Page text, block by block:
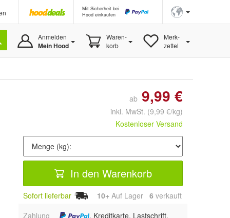
Mit Sicherheit bei
Hood einkaufen
Anmelden
Mein Hood
Waren-
korb
Merk-
zettel
ab 9,99 €
inkl. MwSt. (9,99 €/kg)
Kostenloser Versand
In den Warenkorb
Sofort lieferbar 10+ Auf Lager 6 verkauft
Zahlung
, Kreditkarte, Lastschrift,